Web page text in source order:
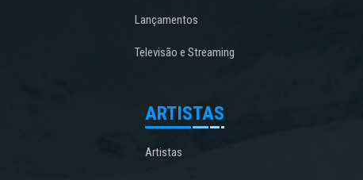
Lançamentos
Televisão e Streaming
ARTISTAS
Artistas